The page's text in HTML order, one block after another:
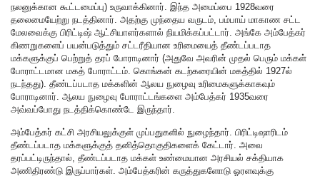
நலனுக்கான கூட்டமைப்பு) உருவாக்கினார். இந்த அமைப்பை 1928வரை
தலைமையேற்று நடத்தினார். அதற்கு முந்தைய வருடம், பம்பாய் மாகாண சட்ட
மேலவைக்கு பிரிட்டிஷ் ஆட்சியாளர்களால் நியமிக்கப்பட்டார். அங்கே அம்பேத்கர்
கிணறுகளைப் பயன்படுத்தும் சட்டரீதியான உரிமையைத் தீண்டப்படாத
மக்களுக்குப் பெற்றுத் தரப் போராடினார் (அதுவே அவரின் முதல் பெரும் மக்கள்
போராட்டமான மகத் போராட்டம். கொங்கன் கடற்கரையின் மகத்தில் 1927ல்
நடந்தது). தீண்டப்படாத மக்களின் ஆலய நுழைவு உரிமைகளுக்காகவும்
போராடினார். ஆலய நுழைவு போராட்டங்களை அம்பேத்கர் 1935வரை
அவ்வப்போது நடத்திக்கொண்டே இருந்தார்.
அம்பேத்கர் கட்சி அரசியலுக்குள் முப்பதுகளில் நுழைந்தார். பிரிட்டிஷாரிடம்
தீண்டப்படாத மக்களுக்குத் தனித்தொகுதிகளைக் கேட்டார். அவை
தரப்பட்டிருந்தால், தீண்டப்படாத மக்கள் உண்மையான அரசியல் சக்தியாக
அணிதிரண்டு இருப்பார்கள். அம்பேத்கரின் கருத்துகளோடு ஓரளவுக்கு